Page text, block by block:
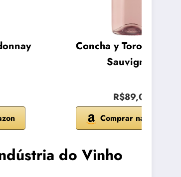
Concha y Toro Cabernet
Sauvignon
R$89,00
Comprar na Amazon
do Vinho